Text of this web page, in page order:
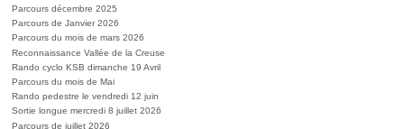
Parcours décembre 2025
Parcours de Janvier 2026
Parcours du mois de mars 2026
Reconnaissance Vallée de la Creuse
Rando cyclo KSB dimanche 19 Avril
Parcours du mois de Mai
Rando pedestre le vendredi 12 juin
Sortie longue mercredi 8 juillet 2026
Parcours de juillet 2026